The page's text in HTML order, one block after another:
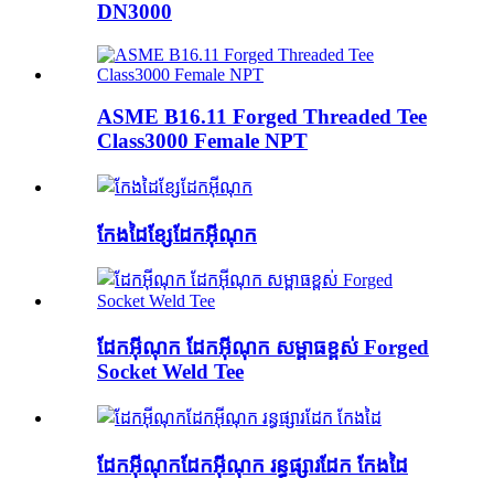
DN3000
ASME B16.11 Forged Threaded Tee
Class3000 Female NPT
កែងដៃខ្សែដែកអ៊ីណុក
ដែកអ៊ីណុក ដែកអ៊ីណុក សម្ពាធខ្ពស់ Forged
Socket Weld Tee
ដែកអ៊ីណុកដែកអ៊ីណុក រន្ធផ្សារដែក កែងដៃ